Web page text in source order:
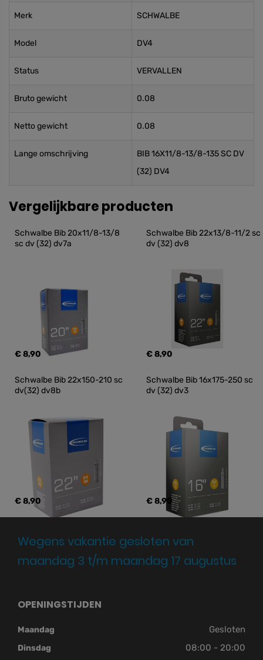
Merk SCHWALBE
Model DV4
Status VERVALLEN
Bruto gewicht 0.08
Netto gewicht 0.08
Lange omschrijving
BIB 16X11/8-13/8-135 SC DV
(32) DV4
Vergelijkbare producten
Schwalbe Bib 20x11/8-13/8
sc dv (32) dv7a
€ 8,90
Schwalbe Bib 22x13/8-11/2 sc
dv (32) dv8
€ 8,90
Schwalbe Bib 22x150-210 sc
dv(32) dv8b
€ 8,90
Schwalbe Bib 16x175-250 sc
dv (32) dv3
€ 8,90
Wegens vakantie gesloten van
maandag 3 t/m maandag 17 augustus
OPENINGSTIJDEN
Maandag Gesloten
Dinsdag 08:00 - 20:00